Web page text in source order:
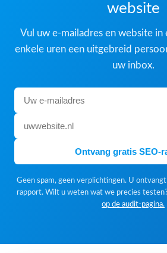
website
Vul uw e-mailadres en website in
enkele uren een uitgebreid
uw inbox.
Ontvang gratis SEO-
Geen spam, geen verplichtingen. U
rapport. Wilt u weten wat we precies
op de audit-pagina.